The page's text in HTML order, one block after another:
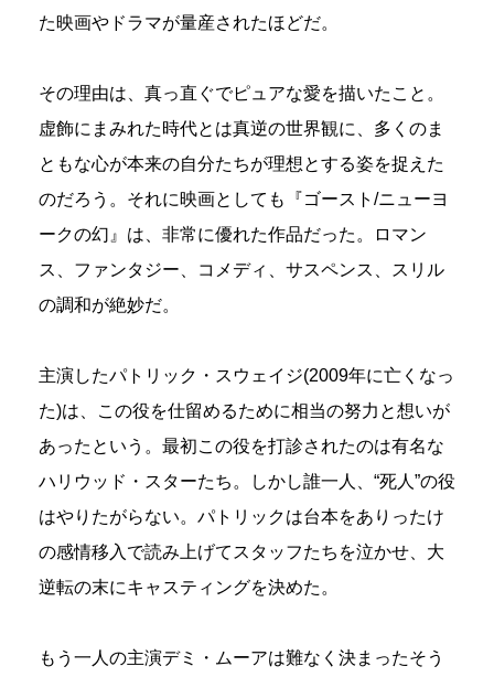
た映画やドラマが量産されたほどだ。
その理由は、真っ直ぐでピュアな愛を描いたこと。
虚飾にまみれた時代とは真逆の世界観に、多くのま
ともな心が本来の自分たちが理想とする姿を捉えた
のだろう。それに映画としても『ゴースト/ニューヨ
ークの幻』は、非常に優れた作品だった。ロマン
ス、ファンタジー、コメディ、サスペンス、スリル
の調和が絶妙だ。
主演したパトリック・スウェイジ(2009年に亡くなっ
た)は、この役を仕留めるために相当の努力と想いが
あったという。最初この役を打診されたのは有名な
ハリウッド・スターたち。しかし誰一人、“死人”の役
はやりたがらない。パトリックは台本をありったけ
の感情移入で読み上げてスタッフたちを泣かせ、大
逆転の末にキャスティングを決めた。
もう一人の主演デミ・ムーアは難なく決まったそう